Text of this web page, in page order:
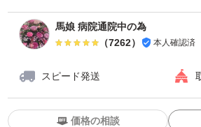
馬娘 病院通院中の為
（7262） 本人確認済
スピード発送
価格の相談